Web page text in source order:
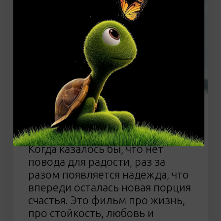
Фильмы
9 причин чтобы жить (12+)
Когда казалось бы, что нет
повода для радости, раз за
разом появляется надежда, что
впереди осталась новая порция
счастья. Это фильм про жизнь,
про стойкость, любовь и